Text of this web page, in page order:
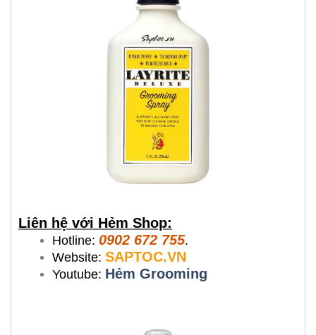
Liên hệ với Hẻm Shop:
Hotline: 0902 672 755.
Website: SAPTOC.VN
Youtube: Hẻm Grooming